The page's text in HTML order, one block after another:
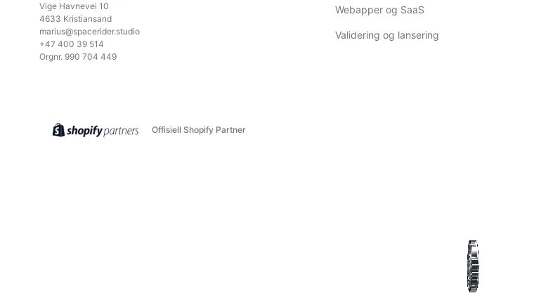
Vige Havnevei 10
4633 Kristiansand
marius@spacerider.studio
+47 400 39 514
Orgnr. 990 704 449
Offisiell Shopify Partner
Webapper og SaaS
Validering og lansering